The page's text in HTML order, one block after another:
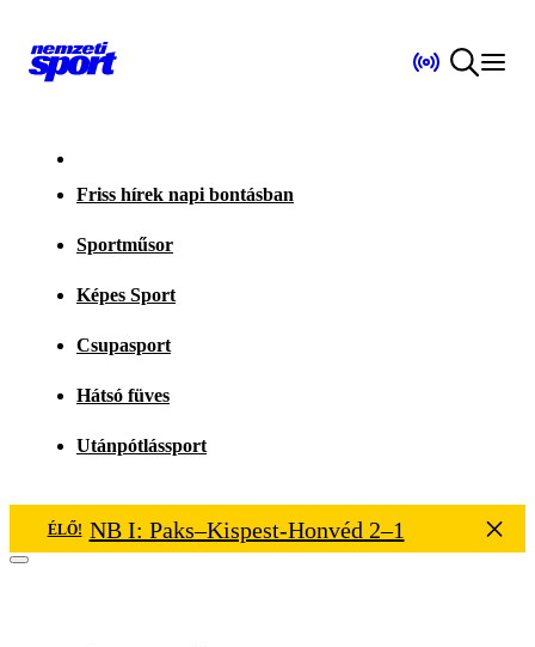
Friss hírek napi bontásban
Sportműsor
Képes Sport
Csupasport
Hátsó füves
Utánpótlássport
ÉLŐ! NB I: Paks–Kispest-Honvéd 2–1